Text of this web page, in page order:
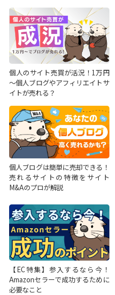
個人のサイト売買が活況！1万円
～個人ブログやアフィリエイトサ
イトが売れる？
個人ブログは簡単に売却できる！
売れるサイトの特徴をサイト
M&Aのプロが解説
【EC特集】参入するなら今！
Amazonセラーで成功するために
必要なこと